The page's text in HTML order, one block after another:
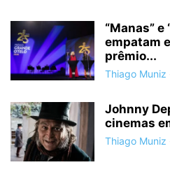
“Manas” e
empatam
prêmio...
Thiago Muniz
Johnny
cinemas
Thiago Muniz